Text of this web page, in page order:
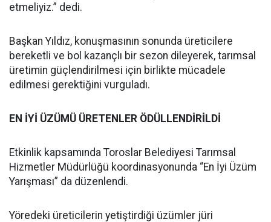
etmeliyiz.” dedi.
Başkan Yıldız, konuşmasının sonunda üreticilere
bereketli ve bol kazançlı bir sezon dileyerek, tarımsal
üretimin güçlendirilmesi için birlikte mücadele
edilmesi gerektiğini vurguladı.
EN İYİ ÜZÜMÜ ÜRETENLER ÖDÜLLENDİRİLDİ
Etkinlik kapsamında Toroslar Belediyesi Tarımsal
Hizmetler Müdürlüğü koordinasyonunda “En İyi Üzüm
Yarışması” da düzenlendi.
Yöredeki üreticilerin yetiştirdiği üzümler jüri